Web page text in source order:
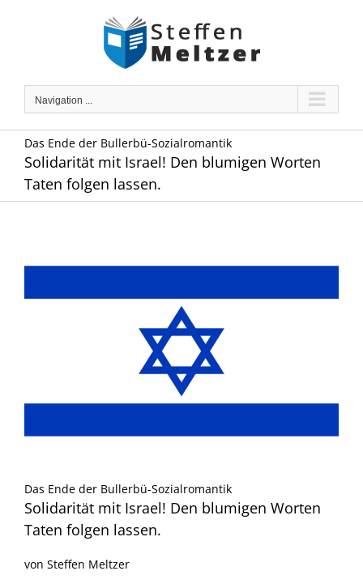
Navigation ...
Das Ende der Bullerbü-Sozialromantik
Solidarität mit Israel! Den blumigen Worten
Taten folgen lassen.
grösseres
Das Ende der Bullerbü-Sozialromantik
Solidarität mit Israel! Den blumigen Worten
Taten folgen lassen.
von Steffen Meltzer